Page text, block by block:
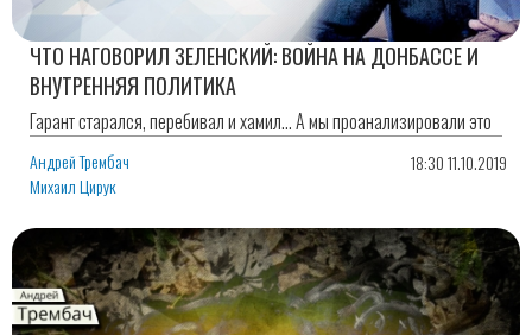
ЧТО НАГОВОРИЛ ЗЕЛЕНСКИЙ: ВОЙНА НА ДОНБАССЕ И
ВНУТРЕННЯЯ ПОЛИТИКА
Гарант старался, перебивал и хамил... А мы проанализировали это
Андрей Трембач
Михаил Цирук
18:30 11.10.2019